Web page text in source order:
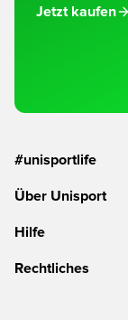
Jetzt kaufen
#unisportlife
Über Unisport
Hilfe
Rechtliches